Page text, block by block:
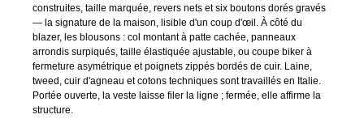
construites, taille marquée, revers nets et six boutons dorés gravés
— la signature de la maison, lisible d'un coup d'œil. À côté du
blazer, les blousons : col montant à patte cachée, panneaux
arrondis surpiqués, taille élastiquée ajustable, ou coupe biker à
fermeture asymétrique et poignets zippés bordés de cuir. Laine,
tweed, cuir d'agneau et cotons techniques sont travaillés en Italie.
Portée ouverte, la veste laisse filer la ligne ; fermée, elle affirme la
structure.